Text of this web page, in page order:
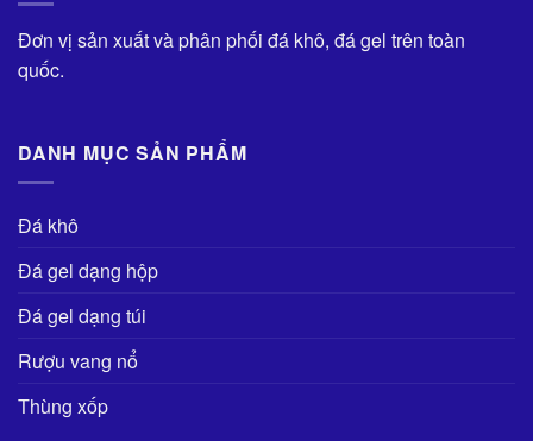
Đơn vị sản xuất và phân phối đá khô, đá gel trên toàn
quốc.
DANH MỤC SẢN PHẨM
Đá khô
Đá gel dạng hộp
Đá gel dạng túi
Rượu vang nổ
Thùng xốp